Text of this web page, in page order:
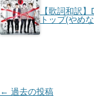
【歌詞和訳
トップ(やめ
投
← 過去の投稿